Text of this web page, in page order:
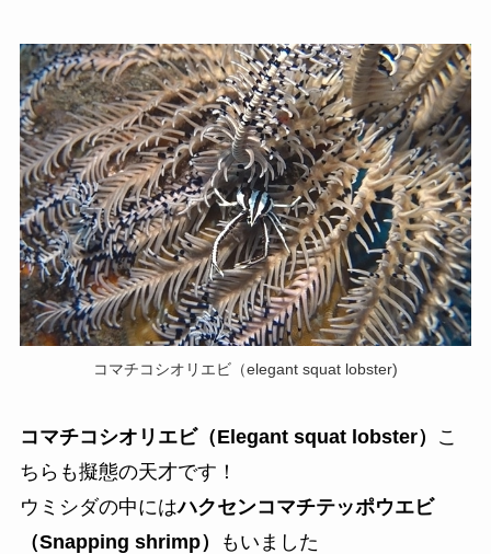
コマチコシオリエビ（elegant squat lobster)
コマチコシオリエビ（Elegant squat lobster）
こ
ちらも擬態の天才です！
ウミシダの中にはハクセンコマチテッポウエビ
（Snapping shrimp）
もいました